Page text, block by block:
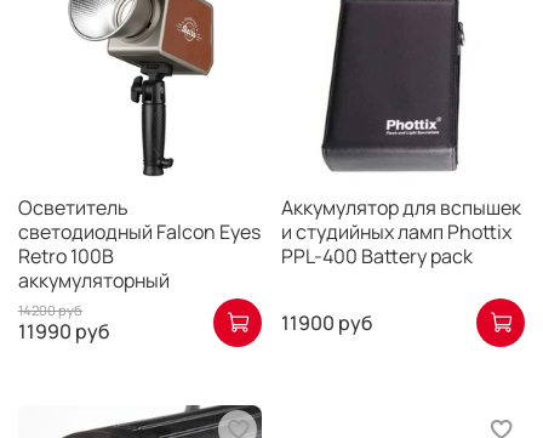
Осветитель
светодиодный Falcon Eyes
Retro 100B
аккумуляторный
14200 руб
11990 руб
Аккумулятор для вспышек
и студийных ламп Phottix
PPL-400 Battery pack
11900 руб